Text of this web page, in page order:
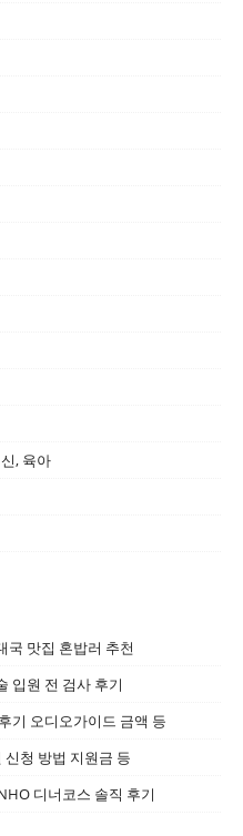
, 육아
국 맛집 혼밥러 추천
입원 전 검사 후기
기 오디오가이드 금액 등
청 방법 지원금 등
디너코스 솔직 후기